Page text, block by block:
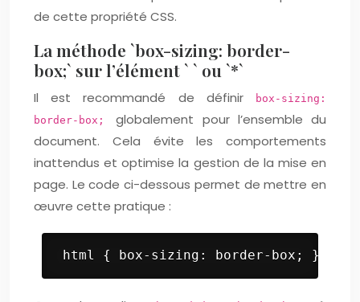
de cette propriété CSS.
La méthode `box-sizing: border-
box;` sur l’élément ` ` ou `*`
Il est recommandé de définir
box-sizing:
border-box;globalement pour l’ensemble du
document. Cela évite les comportements
inattendus et optimise la gestion de la mise en
page. Le code ci-dessous permet de mettre en
œuvre cette pratique :
html { box-sizing: border-box; }